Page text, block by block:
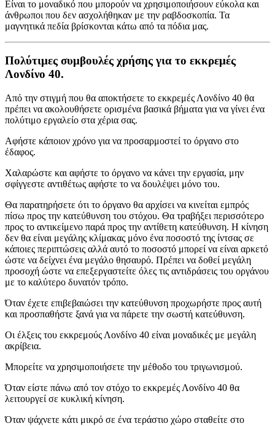
Είναι το μοναδικό που μπορούν να χρησιμοποιήσουν εύκολα και
άνθρωποι που δεν ασχολήθηκαν με την ραβδοσκοπία. Τα
μαγνητικά πεδία βρίσκονται κάτω από τα πόδια μας.
Πολύτιμες συμβουλές χρήσης για το εκκρεμές
Λονδίνο 40.
Από την στιγμή που θα αποκτήσετε το εκκρεμές Λονδίνο 40 θα
πρέπει να ακολουθήσετε ορισμένα βασικά βήματα για να γίνει ένα
πολύτιμο εργαλείο στα χέρια σας.
Αφήστε κάποιον χρόνο για να προσαρμοστεί το όργανο στο
έδαφος.
Χαλαρώστε και αφήστε το όργανο να κάνει την εργασία, μην
σφίγγεστε αντιθέτως αφήστε το να δουλέψει μόνο του.
Θα παρατηρήσετε ότι το όργανο θα αρχίσει να κινείται εμπρός
πίσω προς την κατεύθυνση του στόχου. Θα τραβήξει περισσότερο
προς το αντικείμενο παρά προς την αντίθετη κατεύθυνση. Η κίνηση
δεν θα είναι μεγάλης κλίμακας μόνο ένα ποσοστό της ίντσας σε
κάποιες περιπτώσεις αλλά αυτό το ποσοστό μπορεί να είναι αρκετό
ώστε να δείχνει ένα μεγάλο θησαυρό. Πρέπει να δοθεί μεγάλη
προσοχή ώστε να επεξεργαστείτε όλες τις αντιδράσεις του οργάνου
με το καλύτερο δυνατόν τρόπο.
Όταν έχετε επιβεβαιώσει την κατεύθυνση προχωρήστε προς αυτή
και προσπαθήστε ξανά για να πάρετε την σωστή κατεύθυνση.
Οι έλξεις του εκκρεμούς Λονδίνο 40 είναι μοναδικές με μεγάλη
ακρίβεια.
Μπορείτε να χρησιμοποιήσετε την μέθοδο του τριγωνισμού.
Όταν είστε πάνω από τον στόχο το εκκρεμές Λονδίνο 40 θα
λειτουργεί σε κυκλική κίνηση.
Όταν ψάχνετε κάτι μικρό σε ένα τεράστιο χώρο σταθείτε στο